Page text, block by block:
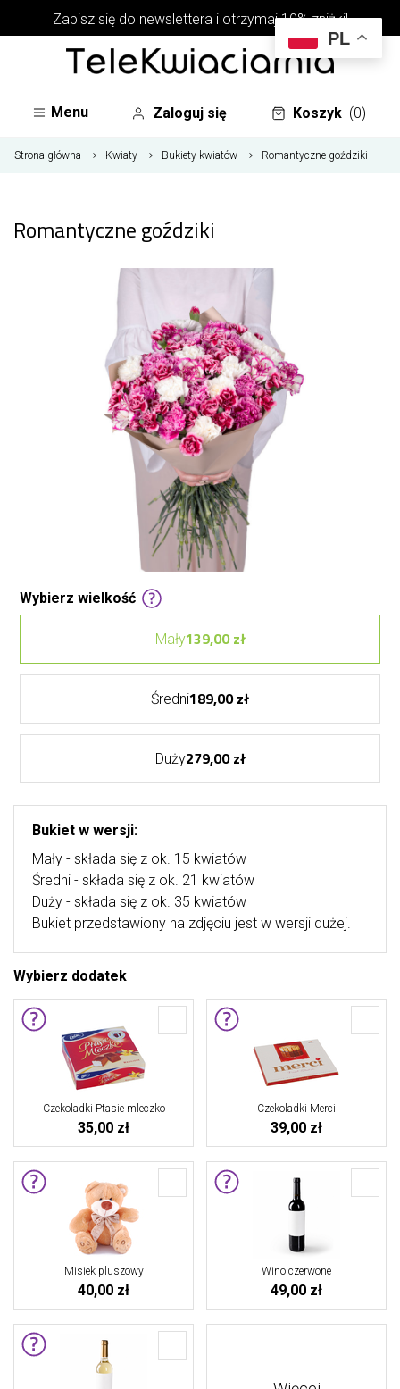
Zapisz się do newslettera i otrzymaj 10% zniżki!
Menu Zaloguj się Koszyk (0)
Strona główna Kwiaty Bukiety kwiatów Romantyczne goździki
Romantyczne goździki
Wybierz wielkość
Mały139,00 zł
Średni189,00 zł
Duży279,00 zł
Bukiet w wersji:
Mały - składa się z ok. 15 kwiatów
Średni - składa się z ok. 21 kwiatów
Duży - składa się z ok. 35 kwiatów
Bukiet przedstawiony na zdjęciu jest w wersji dużej.
Wybierz dodatek
Czekoladki Ptasie mleczko
35,00 zł
Czekoladki Merci
39,00 zł
Misiek pluszowy
40,00 zł
Wino czerwone
49,00 zł
PL